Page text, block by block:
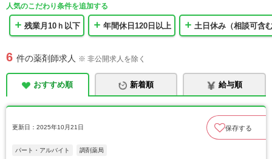
人気のこだわり条件を追加する
残業月10ｈ以下 年間休日120日以上 土日休み（相談可含
6 件の薬剤師求人 ※ 非公開求人を除く
おすすめ順 新着順 給与順
更新日：2025年10月21日 保存する
パート・アルバイト 調剤薬局